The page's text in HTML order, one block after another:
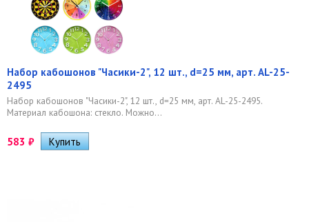
Набор кабошонов "Часики-2", 12 шт., d=25 мм, арт. AL-25-
2495
Набор кабошонов "Часики-2", 12 шт., d=25 мм, арт. AL-25-2495.
Материал кабошона: стекло. Можно...
583 ₽